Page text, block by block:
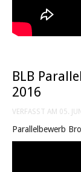
BLB
2016
VERFASST AM 05.
Parallelbewerb